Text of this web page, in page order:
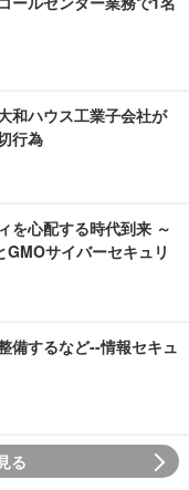
和ハウス工業子会社が
行為
を心配する時代到来 ～
GMOサイバーセキュリ
備するなど--情報セキュ
る